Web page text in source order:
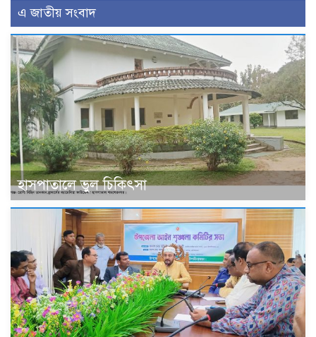
এ জাতীয় সংবাদ
হাসপাতালে ভুল চিকিৎসা